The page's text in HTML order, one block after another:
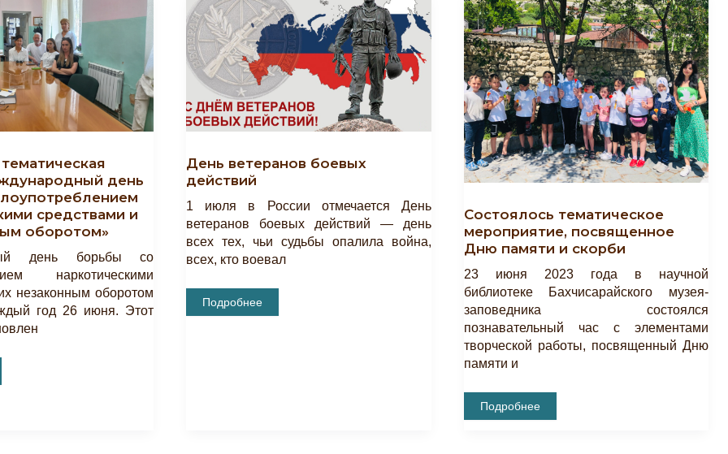
день
средствами и
оборотом»
день борьбы со
наркотическими
незаконным оборотом
год 26 июня. Этот
День ветеранов боевых
действий
1 июля в России отмечается День
ветеранов боевых действий — день
всех тех, чьи судьбы опалила война,
всех, кто воевал
День
Ветеранов
Подробнее
Cостоялось тематическое
мероприятие, посвященное
Дню памяти и скорби
23 июня 2023 года в научной
библиотеке Бахчисарайского музея-
заповедника состоялся
познавательный час с элементами
творческой работы, посвященный Дню
памяти и
Cостоялось
Тематическое
Подробнее